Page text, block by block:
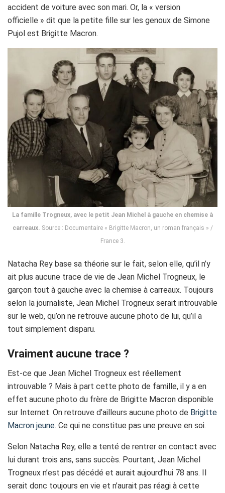
accident de voiture avec son mari. Or, la « version
officielle » dit que la petite fille sur les genoux de Simone
Pujol est Brigitte Macron.
La famille Trogneux, avec le petit Jean Michel à gauche en chemise à
carreaux. Source : Documentaire « Brigitte Macron, un roman français » /
France 3.
Natacha Rey base sa théorie sur le fait, selon elle, qu’il n’y
ait plus aucune trace de vie de Jean Michel Trogneux, le
garçon tout à gauche avec la chemise à carreaux. Toujours
selon la journaliste, Jean Michel Trogneux serait introuvable
sur le web, qu’on ne retrouve aucune photo de lui, qu’il a
tout simplement disparu.
Vraiment aucune trace ?
Est-ce que Jean Michel Trogneux est réellement
introuvable ? Mais à part cette photo de famille, il y a en
effet aucune photo du frère de Brigitte Macron disponible
sur Internet. On retrouve d’ailleurs aucune photo de Brigitte
Macron jeune. Ce qui ne constitue pas une preuve en soi.
Selon Natacha Rey, elle a tenté de rentrer en contact avec
lui durant trois ans, sans succès. Pourtant, Jean Michel
Trogneux n’est pas décédé et aurait aujourd’hui 78 ans. Il
serait donc toujours en vie et n’aurait pas réagi à cette